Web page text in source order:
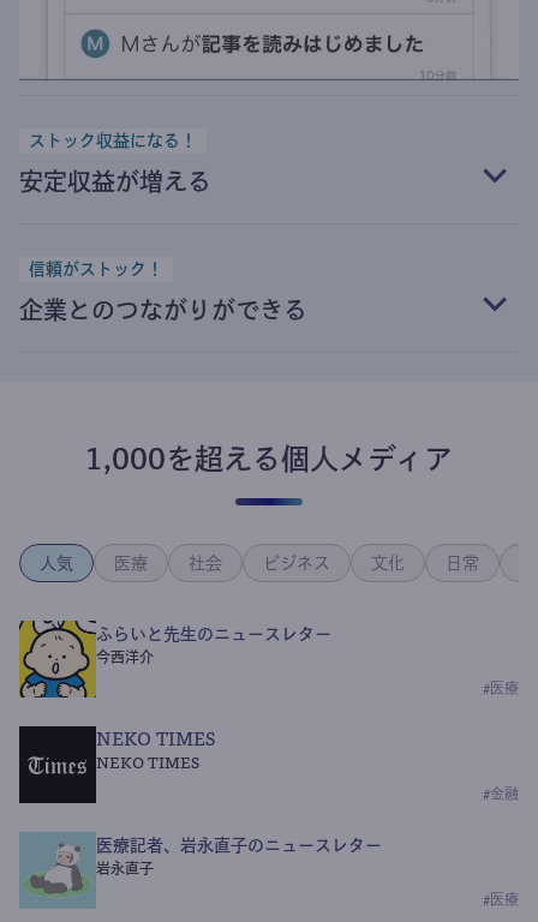
ストック収益になる！
安定収益が増える
信頼がストック！
企業とのつながりができる
1,000を超える個人メディア
人気 医療 社会 ビジネス 文化 日常
ふらいと先生のニュースレター
今西洋介
# 医療
NEKO TIMES
NEKO TIMES
#金融
医療記者、岩永直子のニュースレター
岩永直子
# 医療